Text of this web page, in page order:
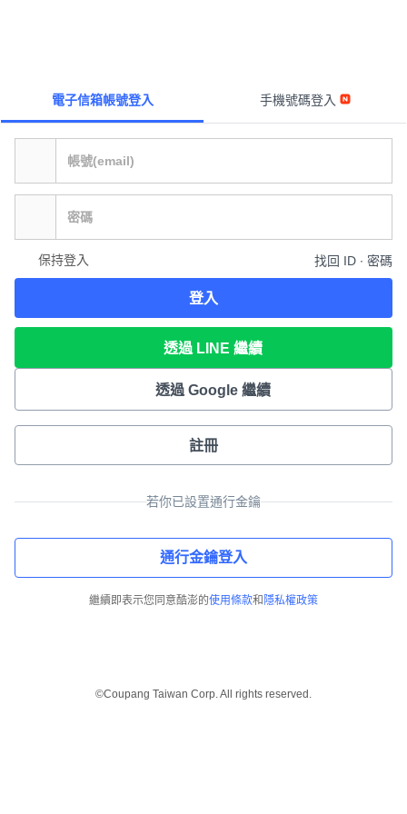
電子信箱帳號登入 手機號碼登入
保持登入 找回 ID ∙ 密碼
登入
透過 LINE 繼續
透過 Google 繼續
註冊
若你已設置通行金鑰
通行金鑰登入
繼續即表示您同意酷澎的使用條款和 隱私權政策
©Coupang Taiwan Corp. All rights reserved.